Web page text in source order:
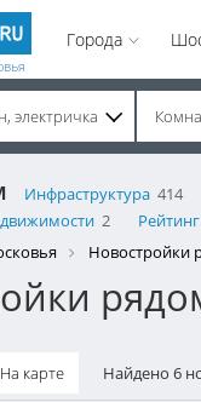
Города
электричка
Инфраструктура 414
2
Рейтинг
Новостройки
На карте Найдено 6